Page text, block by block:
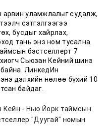
уламжлалыг судалж,
сэтгэлгээгээ
бусдыг хайрлах,
тань энэ ном тусална.
бэстселлерт 7
Сьюзан Кейний шинэ
байна. ЛинкедИн
дэлхийн нөлөө бүхий 10
байдаг.
Кейн - Нью Йорк таймсын
"Дуугай" номын